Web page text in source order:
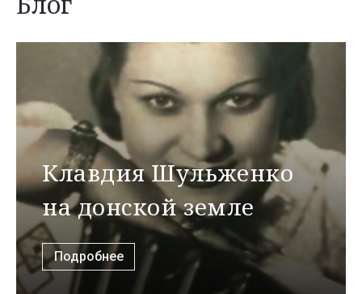
Клавдия Шульженко
на донской земле
Подробнее